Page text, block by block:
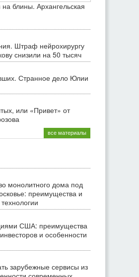
блины. Архангельская
Штраф нейрохирургу
снизили на 50 тысяч
Странное дело Юлии
или «Привет» от
все материалы
монолитного дома под
преимущества и
США: преимущества
и особенности
зарубежные сервисы из